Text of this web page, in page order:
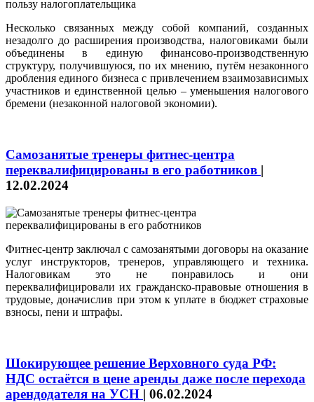
Несколько связанных между собой компаний, созданных
незадолго до расширения производства, налоговиками были
объединены в единую финансово-производственную
структуру, получившуюся, по их мнению, путём незаконного
дробления единого бизнеса с привлечением взаимозависимых
участников и единственной целью – уменьшения налогового
бремени (незаконной налоговой экономии).
Самозанятые тренеры фитнес-центра
переквалифицированы в его работников |
12.02.2024
Фитнес-центр заключал с самозанятыми договоры на оказание
услуг инструкторов, тренеров, управляющего и техника.
Налоговикам это не понравилось и они
переквалифицировали их гражданско-правовые отношения в
трудовые, доначислив при этом к уплате в бюджет страховые
взносы, пени и штрафы.
Шокирующее решение Верховного суда РФ:
НДС остаётся в цене аренды даже после перехода
арендодателя на УСН | 06.02.2024